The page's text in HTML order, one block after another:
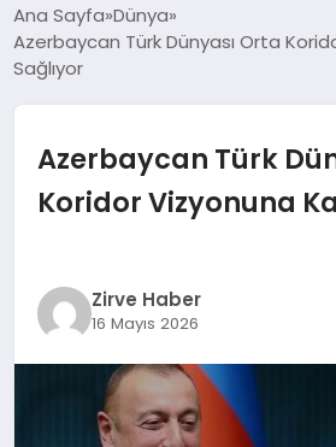
GÜNDEM
KÜLTÜR & SANAT
SAĞLIK
Ana Sayfa Dünya
Azerbaycan Türk Dünyası Orta
Sağlıyor
Azerbaycan Türk
Koridor Vizyonuna
Zirve Haber
16 Mayıs 2026